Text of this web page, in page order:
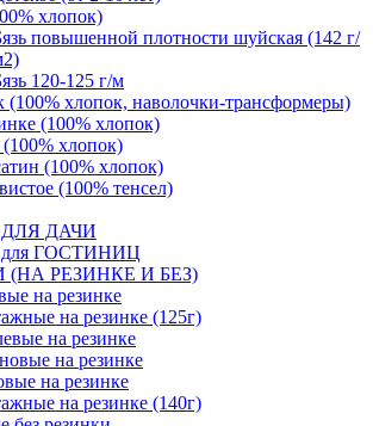
хлопок)
повышенной плотности шуйская (142 г/
120-125 г/м
(100% хлопок, наволочки-трансформеры)
(100% хлопок)
хлопок)
(100% хлопок)
(100% тенсел)
ДАЧИ
ГОСТИНИЦ
РЕЗИНКЕ И БЕЗ)
на резинке
на резинке (125г)
на резинке
на резинке
на резинке
на резинке (140г)